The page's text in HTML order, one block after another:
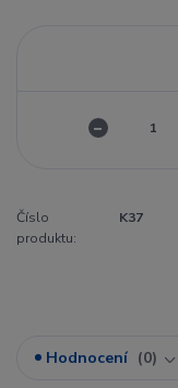
Číslo
produktu:
K37
Hodnocení 0